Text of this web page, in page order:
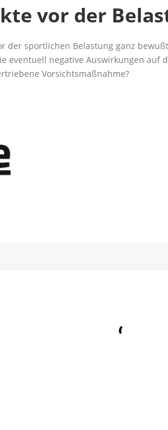
vor der
der sportlichen Belastung ganz
eventuell negative Auswirkungen
Vorsichtsmaßnahme?